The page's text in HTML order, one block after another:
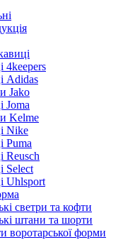
4keepers
Adidas
Jako
Joma
Kelme
Nike
Puma
Reusch
Select
Uhlsport
светри та кофти
штани та шорти
воротарської форми